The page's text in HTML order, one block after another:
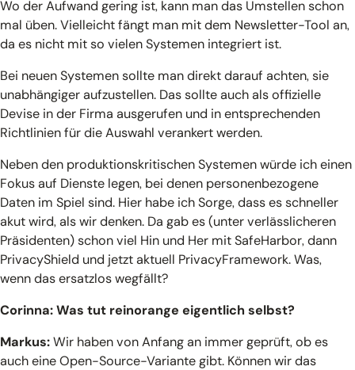
Wo der Aufwand gering ist, kann man das Umstellen schon
mal üben. Vielleicht fängt man mit dem Newsletter-Tool an,
da es nicht mit so vielen Systemen integriert ist.
Bei neuen Systemen sollte man direkt darauf achten, sie
unabhängiger aufzustellen. Das sollte auch als offizielle
Devise in der Firma ausgerufen und in entsprechenden
Richtlinien für die Auswahl verankert werden.
Neben den produktionskritischen Systemen würde ich einen
Fokus auf Dienste legen, bei denen personenbezogene
Daten im Spiel sind. Hier habe ich Sorge, dass es schneller
akut wird, als wir denken. Da gab es (unter verlässlicheren
Präsidenten) schon viel Hin und Her mit SafeHarbor, dann
PrivacyShield und jetzt aktuell PrivacyFramework. Was,
wenn das ersatzlos wegfällt?
Corinna: Was tut reinorange eigentlich selbst?
Markus:Wir haben von Anfang an immer geprüft, ob es
auch eine Open-Source-Variante gibt. Können wir das